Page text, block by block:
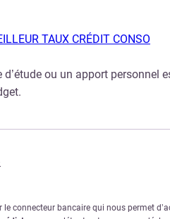
TAUX CRÉDIT CONSO
d’étude ou un apport personnel
connecteur bancaire qui nous permet